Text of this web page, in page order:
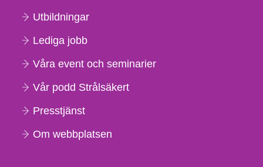
Utbildningar
Lediga jobb
Våra event och seminarier
Vår podd Strålsäkert
Presstjänst
Om webbplatsen